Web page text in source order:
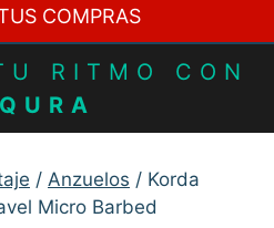
COMPRAS
RITMO CON
/ Anzuelos / Korda
Micro Barbed